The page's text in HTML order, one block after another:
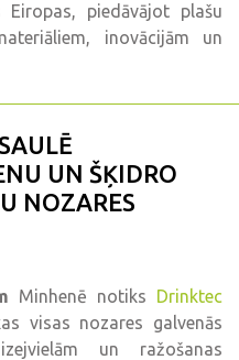
piedāvājot plašu
inovācijām un
UN ŠĶIDRO
NOZARES
Minhenē notiks Drinktec
visas nozares galvenās
un ražošanas